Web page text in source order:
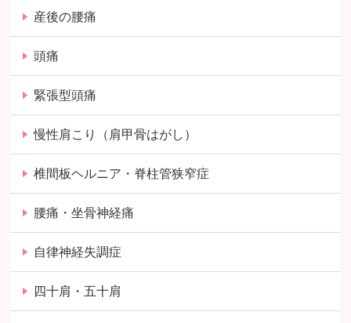
産後の腰痛
頭痛
緊張型頭痛
慢性肩こり（肩甲骨はがし）
椎間板ヘルニア・脊柱管狭窄症
腰痛・坐骨神経痛
自律神経失調症
四十肩・五十肩